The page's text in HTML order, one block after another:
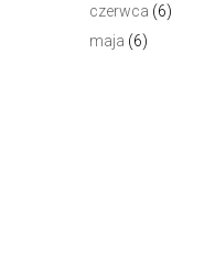
czerwca (6)
maja (6)